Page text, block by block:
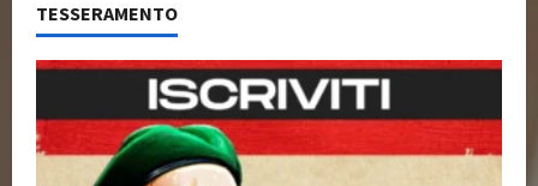
TESSERAMENTO